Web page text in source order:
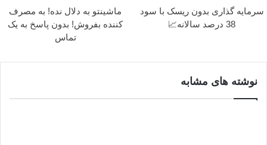
سرمایه گذاری بدون ریسک با سود
38 درصد سالانه📈
ماشینتو به دلال نده! به مصرف
کننده بفروش! بدون پاسخ به یک
تماس
نوشته های مشابه